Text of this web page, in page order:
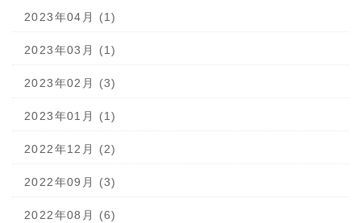
2023年04月 (1)
2023年03月 (1)
2023年02月 (3)
2023年01月 (1)
2022年12月 (2)
2022年09月 (3)
2022年08月 (6)